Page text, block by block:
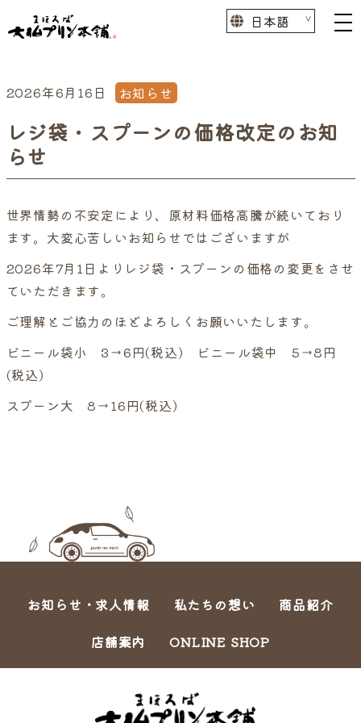
2026年6月16日 お知らせ
レジ袋・スプーンの価格改定のお知
らせ
世界情勢の不安定により、原材料価格高騰が続いており
ます。大変心苦しいお知らせではございますが
2026年7月1日よりレジ袋・スプーンの価格の変更をさせ
ていただきます。
ご理解とご協力のほどよろしくお願いいたします。
ビニール袋小 3→6円(税込) ビニール袋中 5→8円
(税込)
スプーン大 8→16円(税込)
お知らせ・求人情報 私たちの想い
商品紹介
店舗案内
ONLINE SHOP